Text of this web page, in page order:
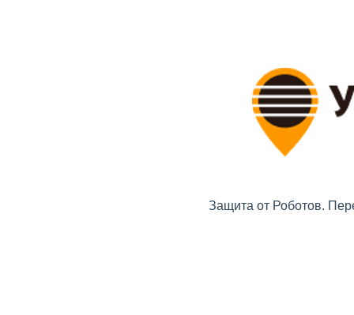
Защита от Роботов.